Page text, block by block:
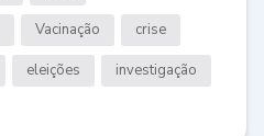
Vacinação crise
eleições investigação